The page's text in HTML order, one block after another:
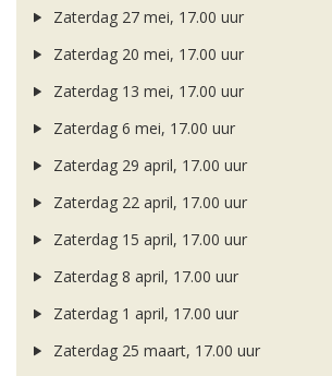
Zaterdag 27 mei, 17.00 uur
Zaterdag 20 mei, 17.00 uur
Zaterdag 13 mei, 17.00 uur
Zaterdag 6 mei, 17.00 uur
Zaterdag 29 april, 17.00 uur
Zaterdag 22 april, 17.00 uur
Zaterdag 15 april, 17.00 uur
Zaterdag 8 april, 17.00 uur
Zaterdag 1 april, 17.00 uur
Zaterdag 25 maart, 17.00 uur